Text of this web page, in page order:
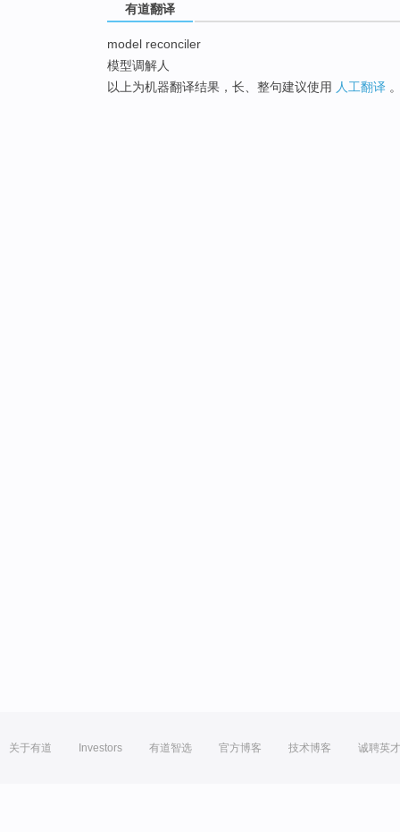
有道翻译
model reconciler
模型调解人
以上为机器翻译结果，长、整句建议使用 人工翻译
关于有道 Investors 有道智选 官方博客 技术博客 诚聘英才